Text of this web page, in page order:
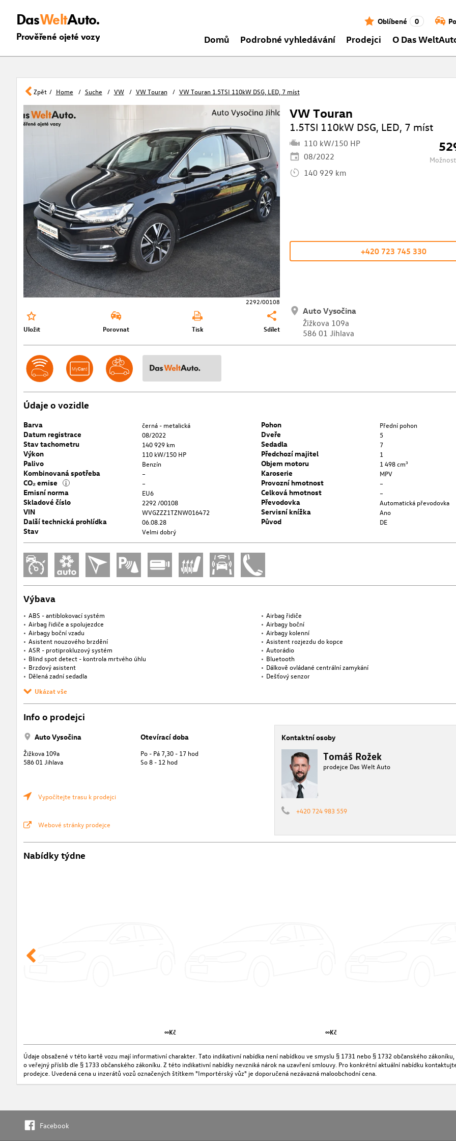
DasWeltAuto.
Prověřené ojeté vozy
Oblíbené 0
Domů Podrobné vyhledávání Prodejci O Das
Zpět Home Suche VW VW Touran VW Touran 1.5TSI 110kW DSG, LED, 7 míst
2292/00108
VW Touran
1.5TSI 110kW DSG, LED, 7 míst
110 kW/150 HP
08/2022
140 929 km
+420 723 745 330
Auto Vysočina
Žižkova 109a
586 01 Jihlava
Uložit Porovnat Tisk Sdílet
Údaje o vozidle
Barva černá - metalická
Datum registrace 08/2022
Stav tachometru 140 929 km
Výkon 110 kW/150 HP
Palivo Benzín
Kombinovaná spotřeba –
CO₂ emise i –
Emisní norma EU6
Skladové číslo 2292 /00108
VIN WVGZZZ1TZNW016472
Další technická prohlídka 06.08.28
Stav Velmi dobrý
Pohon Přední pohon
Dveře 5
Sedadla 7
Předchozí majitel 1
Objem motoru 1 498 cm³
Karoserie MPV
Provozní hmotnost –
Celková hmotnost –
Převodovka Automatická převodovka
Servisní knížka Ano
Původ DE
Výbava
ABS - antiblokovací systém
Airbag řidiče
Airbag řidiče a spolujezdce
Airbagy boční
Airbagy boční vzadu
Airbagy kolenní
Asistent nouzového brzdění
Asistent rozjezdu do kopce
ASR - protiprokluzový systém
Autorádio
Blind spot detect - kontrola mrtvého úhlu
Bluetooth
Brzdový asistent
Dálkově ovládané centrální zamykání
Dělená zadní sedadla
Dešťový senzor
Ukázat vše
Info o prodejci
Auto Vysočina
Žižkova 109a
586 01 Jihlava
Vypočítejte trasu k prodejci
Webové stránky prodejce
Otevírací doba
Po - Pá 7,30 - 17 hod
So 8 - 12 hod
Kontaktní osoby
Tomáš Rožek
prodejce Das Welt Auto
+420 724 983 559
Nabídky týdne
∞Kč ∞Kč
Údaje obsažené v této kartě vozu mají informativní charakter. Tato indikativní nabídka není nabídkou ve smyslu § 1731 nebo § 1732 občanského zákoníku,
o veřejný příslib dle § 1733 občanského zákoníku. Z této indikativní nabídky nevzniká nárok na uzavření smlouvy. Pro konkrétní aktuální nabídku
prodejce. Uvedená cena u inzerátů vozů označených štítkem "Importérský vůz" je doporučená nezávazná maloobchodní cena.
Facebook